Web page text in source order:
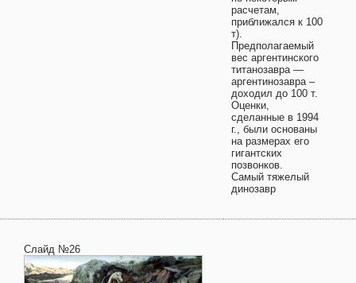
расчетам,
приближался к 100
т).
Предполагаемый
вес аргентинского
титанозавра —
аргентинозавра –
доходил до 100 т.
Оценки,
сделанные в 1994
г., были основаны
на размерах его
гигантских
позвонков.
Самый тяжелый
динозавр
Слайд №26